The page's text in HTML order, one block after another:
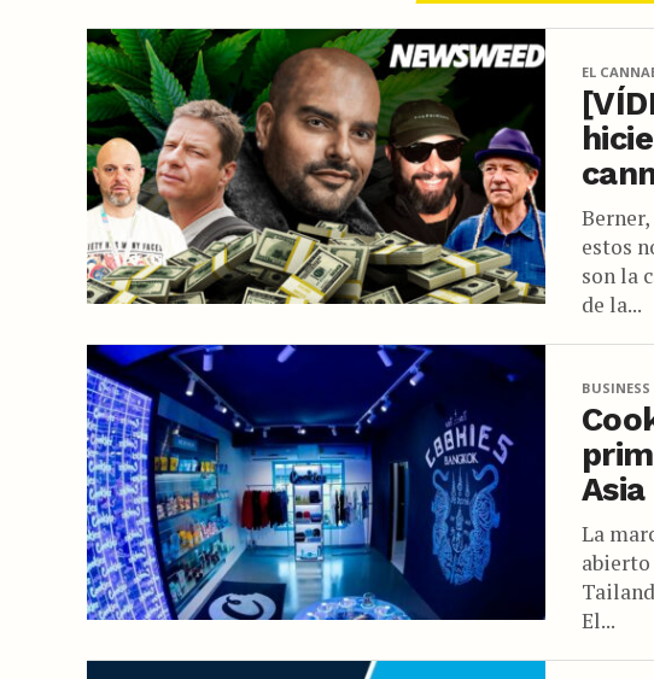
EL
estos
son la
de la...
BUSINESS
Asia
La
abierto
El...